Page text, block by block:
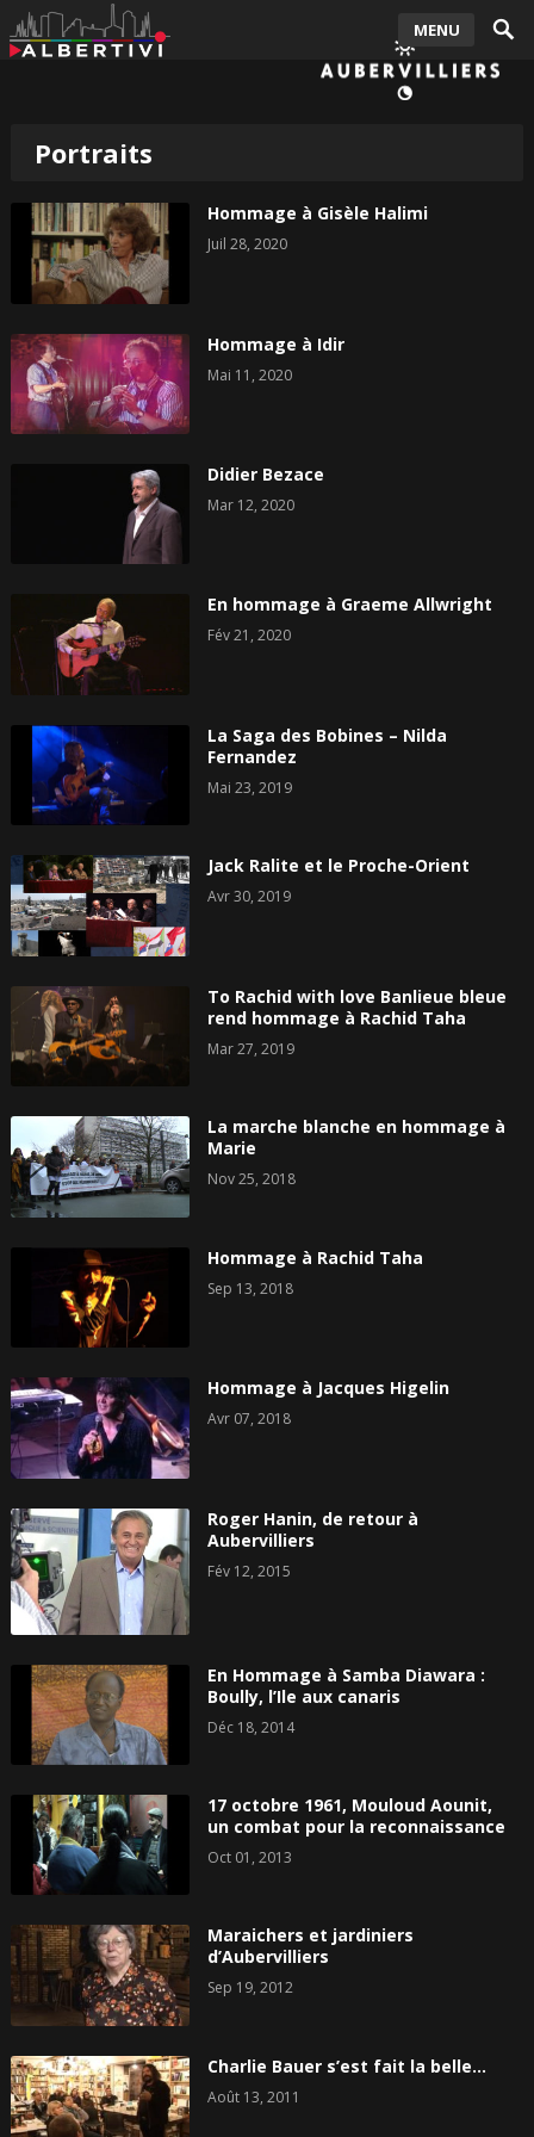
MENU
Portraits
Hommage à Gisèle Halimi
Juil 28, 2020
Hommage à Idir
Mai 11, 2020
Didier Bezace
Mar 12, 2020
En hommage à Graeme Allwright
Fév 21, 2020
La Saga des Bobines – Nilda
Fernandez
Mai 23, 2019
Jack Ralite et le Proche-Orient
Avr 30, 2019
To Rachid with love Banlieue bleue
rend hommage à Rachid Taha
Mar 27, 2019
La marche blanche en hommage à
Marie
Nov 25, 2018
Hommage à Rachid Taha
Sep 13, 2018
Hommage à Jacques Higelin
Avr 07, 2018
Roger Hanin, de retour à
Aubervilliers
Fév 12, 2015
En Hommage à Samba Diawara :
Boully, l’Ile aux canaris
Déc 18, 2014
17 octobre 1961, Mouloud Aounit,
un combat pour la reconnaissance
Oct 01, 2013
Maraichers et jardiniers
d’Aubervilliers
Sep 19, 2012
Charlie Bauer s’est fait la belle…
Août 13, 2011